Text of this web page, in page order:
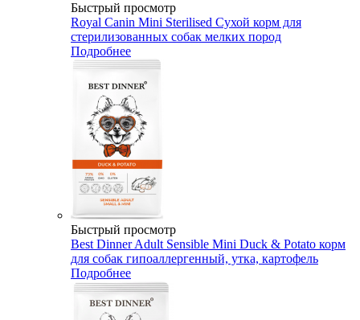
Быстрый просмотр
Royal Canin Mini Sterilised Сухой корм для
стерилизованных собак мелких пород
Подробнее
Быстрый просмотр
Best Dinner Adult Sensible Mini Duck & Potato корм
для собак гипоаллергенный, утка, картофель
Подробнее